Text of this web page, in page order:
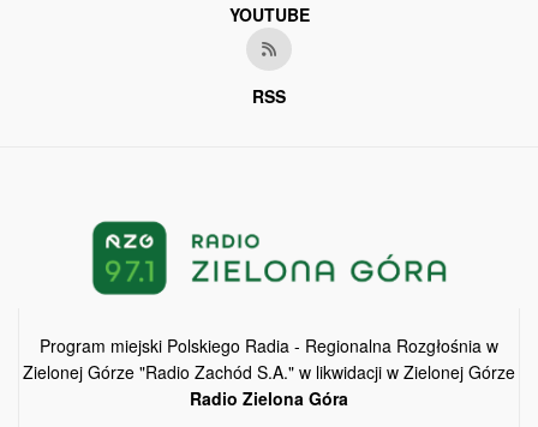
YOUTUBE
RSS
Program miejski Polskiego Radia - Regionalna Rozgłośnia w
Zielonej Górze "Radio Zachód S.A." w likwidacji w Zielonej Górze
Radio Zielona Góra